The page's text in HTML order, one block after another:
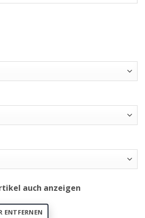
auch anzeigen
ENTFERNEN